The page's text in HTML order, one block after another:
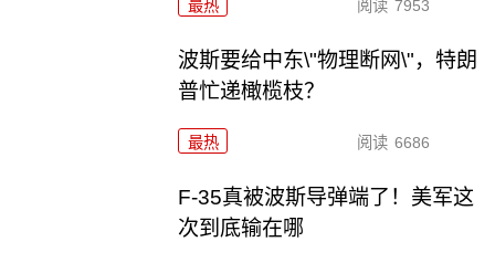
最热 阅读 7953
波斯要给中东\"物理断网\"，特朗
普忙递橄榄枝？
最热 阅读 6686
F-35真被波斯导弹端了！美军这
次到底输在哪